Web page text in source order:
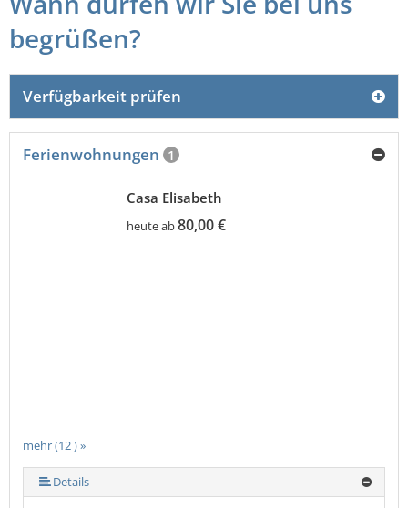
begrüßen?
Verfügbarkeit prüfen
Ferienwohnungen 1
mehr (12 ) »
mehr (12 ) »
mehr (12 ) »
mehr (12 ) »
mehr (12 ) »
mehr (12 ) »
mehr (12 ) »
mehr (12 ) »
mehr (12 ) »
Casa Elisabeth
heute ab80,00 €
Details